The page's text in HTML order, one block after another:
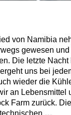
von Namibia
gewesen
Die letzte
uns bei
wieder die
an Lebensmittel
Farm zurück.
…